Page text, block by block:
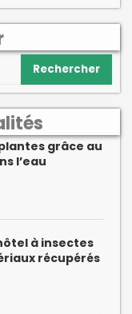
Rechercher
grâce au
l’eau
à insectes
récupérés